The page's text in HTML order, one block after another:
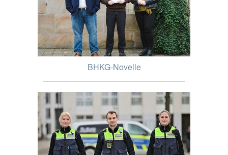
BHKG-Novelle